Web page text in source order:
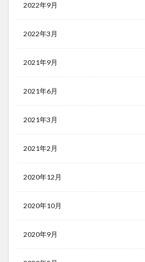
2022年9月
2022年3月
2021年9月
2021年6月
2021年3月
2021年2月
2020年12月
2020年10月
2020年9月